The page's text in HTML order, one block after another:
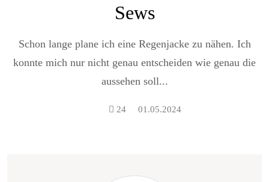
Sews
Schon lange plane ich eine Regenjacke zu nähen. Ich
konnte mich nur nicht genau entscheiden wie genau die
aussehen soll...
24 01.05.2024